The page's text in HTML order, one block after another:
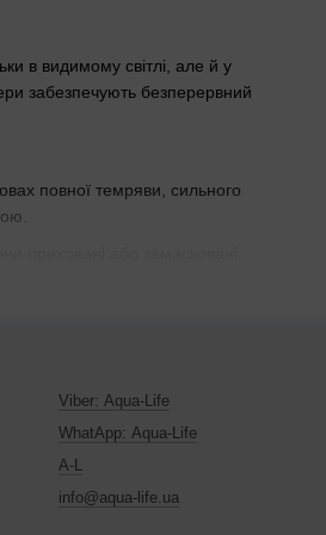
в видимому світлі, але й у
забезпечують безперервний
повної темряви, сильного
руху, відстеження об'єктів або
системи безпеки.
спрацювань системи, адже
Viber: Aqua-Life
WhatApp: Aqua-Life
A-L
info@aqua-life.ua